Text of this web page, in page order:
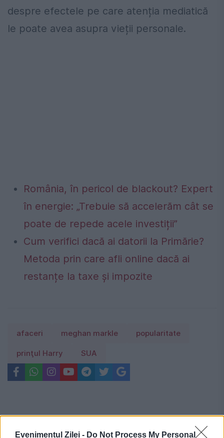
Evenimentul Zilei - Do Not Process My Personal
despre efectele pe care atenția mediatică
le poate avea asupra vieții personale.
România, în pericol de blackout? Expert
în energie: „Trebuie să accelerăm cât se
poate de repede acele investiții”
Cum verifici dacă ai datorii la Primărie?
Metoda prin care afli online dacă ai
restanțe la taxe și impozite
afaceri meghan markle popularitate
prinţul Harry SUA